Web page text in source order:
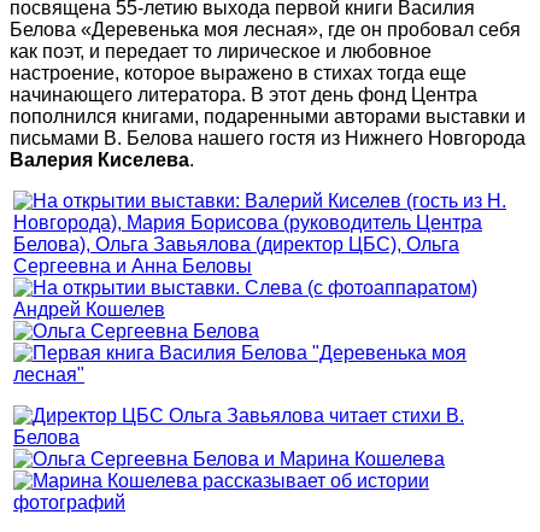
посвящена 55-летию выхода первой книги Василия
Белова «Деревенька моя лесная», где он пробовал себя
как поэт, и передает то лирическое и любовное
настроение, которое выражено в стихах тогда еще
начинающего литератора. В этот день фонд Центра
пополнился книгами, подаренными авторами выставки и
письмами В. Белова нашего гостя из Нижнего Новгорода
Валерия Киселева.